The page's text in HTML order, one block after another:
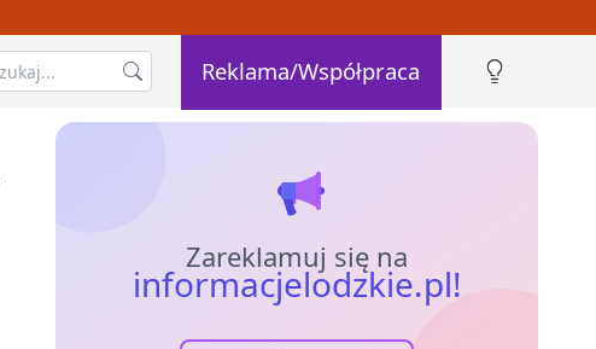
Reklama/Współpraca
Zareklamuj się na
informacjelodzkie.pl!